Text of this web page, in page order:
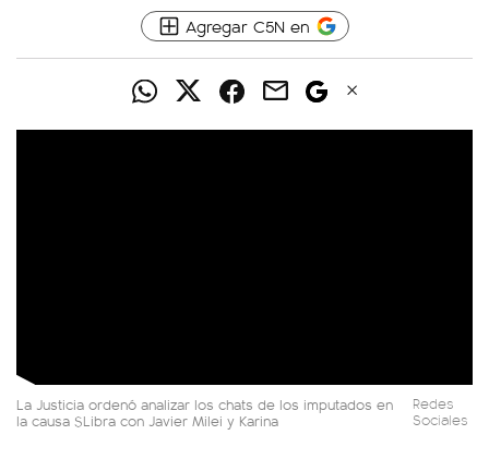
Agregar C5N en
La Justicia ordenó analizar los chats de los imputados en
la causa $Libra con Javier Milei y Karina
Redes
Sociales